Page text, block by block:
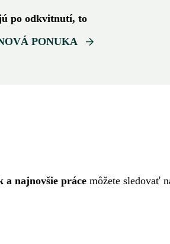
po odkvitnutí, to
PONUKA
a najnovšie práce môžete sledovať